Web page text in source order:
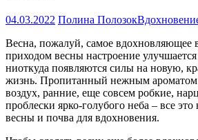
04.03.2022 Полина Полозок
Весна, пожалуй, самое вдохновляющее
приходом весны настроение
ниоткуда появляются силы на новую,
жизнь. Пропитанный нежным ароматом
воздух, ранние, еще совсем робкие,
проблески ярко-голубого неба – все
весны и почва для вдохновения.